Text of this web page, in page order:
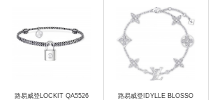
路易威登LOCKIT QA5526
路易威登IDYLLE BLOSSO